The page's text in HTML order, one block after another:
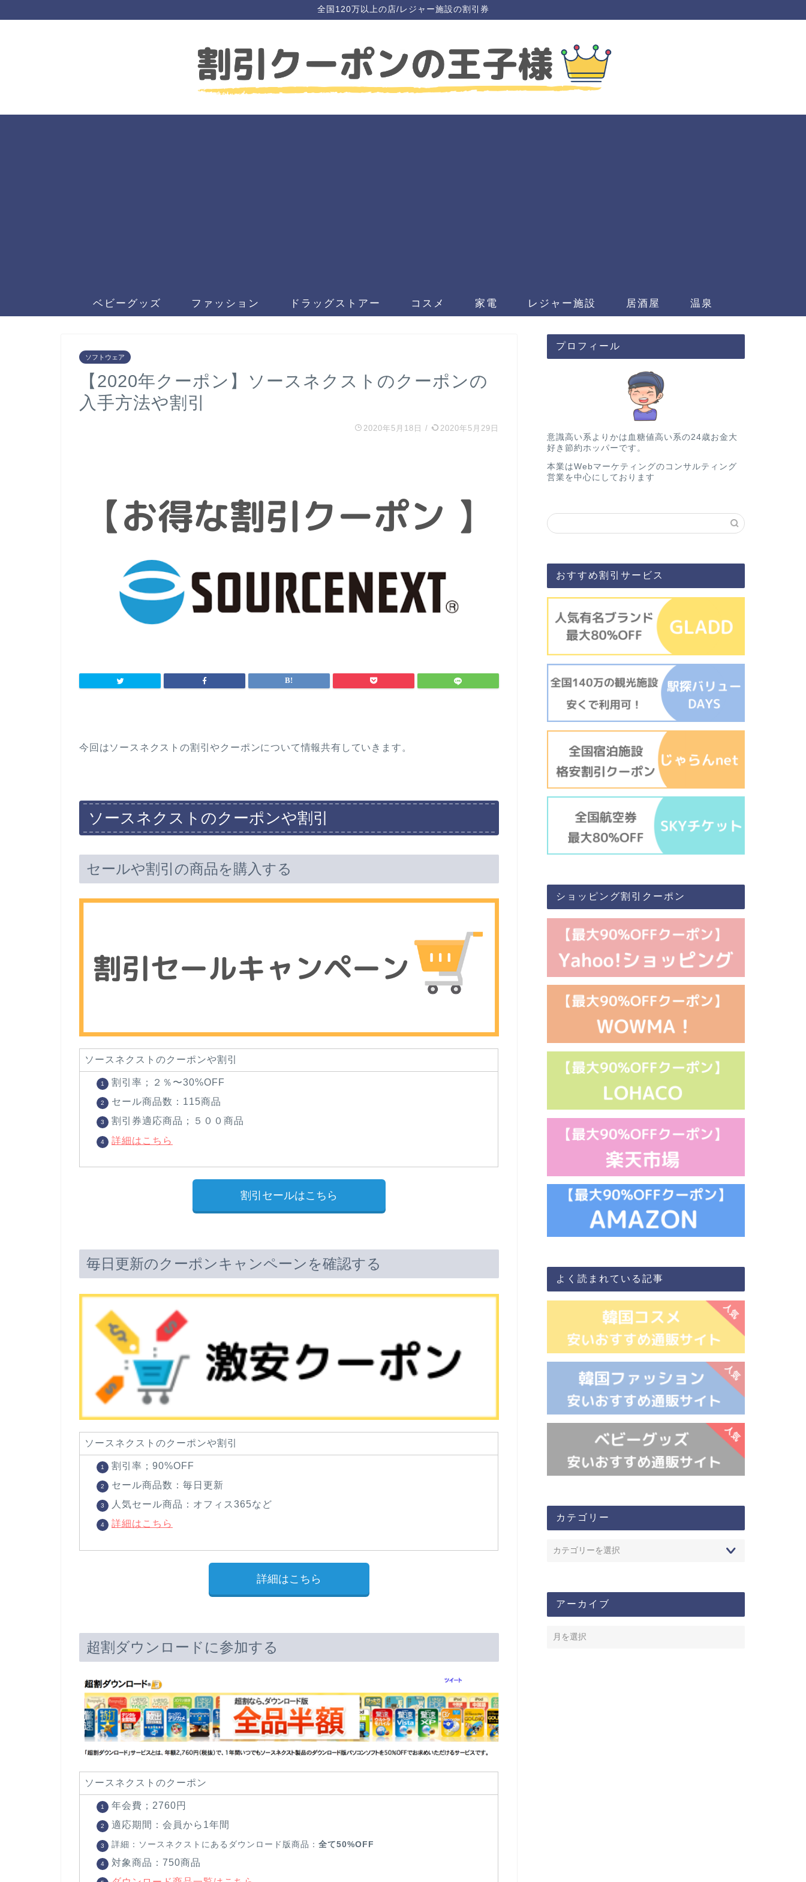
全国120万以上の店/レジャー施設の割引券
ベビーグッズ ファッション ドラッグストアー コスメ 家電 レジャー施設 居酒屋 温泉
ソフトウェア
【2020年クーポン】ソースネクストのクーポンの
入手方法や割引
2020年5月18日 / 2020年5月29日
今回はソースネクストの割引やクーポンについて情報共有していきます。
ソースネクストのクーポンや割引
セールや割引の商品を購入する
ソースネクストのクーポンや割引
割引率；２％〜30%OFF
セール商品数：115商品
割引券適応商品；５００商品
詳細はこちら
割引セールはこちら
毎日更新のクーポンキャンペーンを確認する
ソースネクストのクーポンや割引
割引率；90%OFF
セール商品数：毎日更新
人気セール商品：オフィス365など
詳細はこちら
詳細はこちら
超割ダウンロードに参加する
ソースネクストのクーポン
年会費；2760円
適応期間：会員から1年間
詳細：ソースネクストにあるダウンロード版商品： 全て50%OFF
対象商品：750商品
プロフィール
意識高い系よりかは血糖値高い系の24歳お金大
好き節約ホッパーです。
本業はWebマーケティングのコンサルティング
営業を中心にしております
おすすめ割引サービス
ショッピング割引クーポン
よく読まれている記事
カテゴリー
アーカイブ